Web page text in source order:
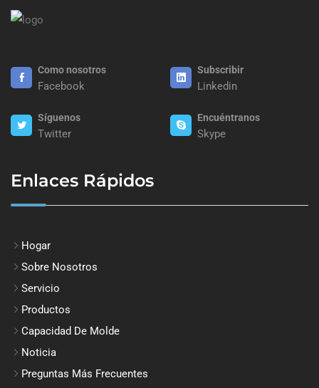
Como nosotros
Facebook
Síguenos
Twitter
Subscribir
Linkedin
Encuéntranos
Skype
Enlaces Rápidos
Hogar
Sobre Nosotros
Servicio
Productos
Capacidad De Molde
Noticia
Preguntas Más Frecuentes